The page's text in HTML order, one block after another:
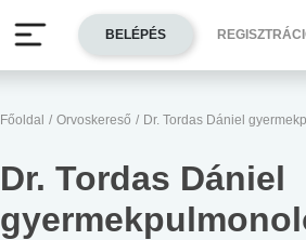
Főoldal / Orvoskereső / Dr. Tordas Dániel
Dr. Tordas Dániel
BELÉPÉS